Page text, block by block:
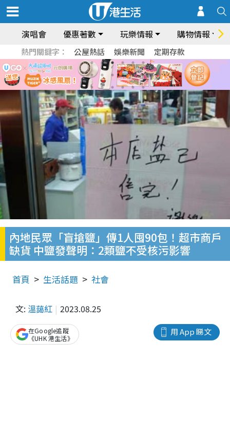
演唱會 優惠著數 玩樂情報 購物情報
熱門關鍵字： 公屋熱話 娛樂新聞 定期存款
內地民眾「盲搶鹽」傳1人囤90包！超市商戶
缺貨 中鹽發聲明：2類鹽不受核污影響
首頁 生活話題 社會
文: 溫藹紅 2023.08.25
用 App 睇文
在Google追蹤
《UHK 港生活》